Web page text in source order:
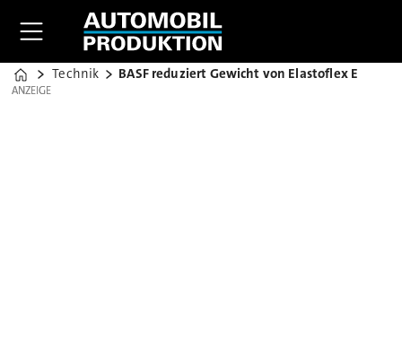
Home
Technik BASF reduziert Gewicht von Elastoflex E
ANZEIGE
ANZEIGE